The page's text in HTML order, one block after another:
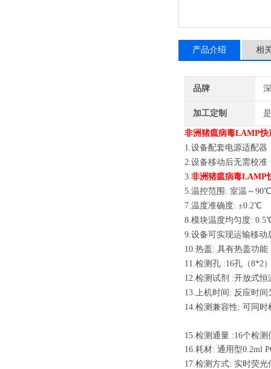
产品介绍 相
品牌
加工定制 是
非洲猪瘟病毒LAMP快
1.设备配套电源适配器
2.设备移动后无需校准
3.非洲猪瘟病毒LAMP
5.温控范围: 室温～
7.温度准确度: ±0.2℃
8.模块温度均匀度:
9.设备可实现运输移动
10.热盖: 具有热盖功
11.检测孔 :16孔（8*2
12.检测试剂 :开放式
13.上机时间: 反应时间
14.检测兼容性: 可同
15.检测通量 :16个检
16.耗材: 通用型0.2ml
17.检测方式: 实时荧光